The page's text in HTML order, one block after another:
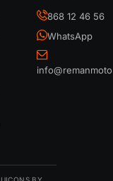
868 12 46 56
WhatsApp